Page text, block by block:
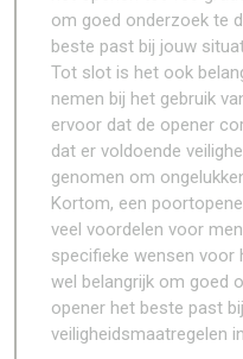
om goed onderzoek te
beste past bij jouw
Tot slot is het ook
nemen bij het gebruik
ervoor dat de opener
dat er voldoende
genomen om
Kortom, een
veel voordelen voor
specifieke wensen voor
wel belangrijk om goed
opener het beste past
veiligheidsmaatregelen